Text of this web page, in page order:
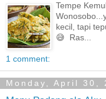
Tempe
kecil, tapi
😅 Ras...
1 comment:
Monday, April 30,